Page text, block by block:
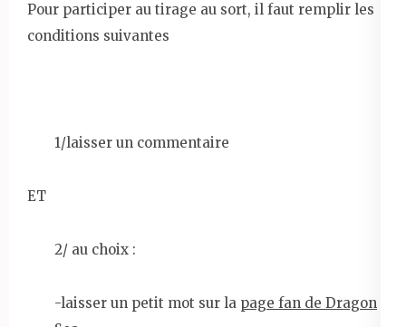
Pour participer au tirage au sort, il faut remplir les
conditions suivantes
1/laisser un commentaire
ET
2/ au choix :
-laisser un petit mot sur la page fan de Dragon